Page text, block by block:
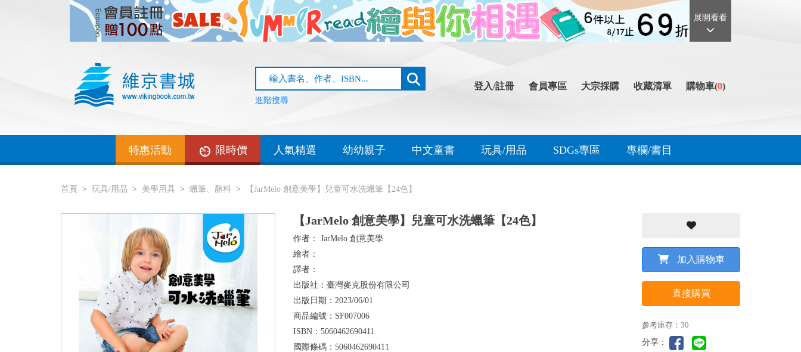
展開看看
進階搜尋
登入/註冊 會員專區 大宗採購 收藏清單 購物車(0)
特惠活動 限時價 人氣精選 幼幼親子 中文童書 玩具/用品 SDGs專區 專欄/書目
首頁 玩具/用品 美學用具 蠟筆、顏料 【JarMelo 創意美學】兒童可水洗蠟筆【24色】
【JarMelo 創意美學】兒童可水洗蠟筆【24色】
作者： JarMelo 創意美學
繪者：
譯者：
出版社： 臺灣麥克股份有限公司
出版日期： 2023/06/01
商品編號： SF007006
ISBN： 5060462690411
國際條碼： 5060462690411
加入購物車
直接購買
參考庫存：30
分享：